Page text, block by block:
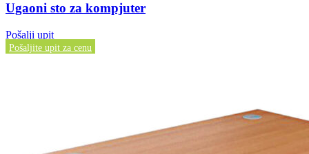
Ugaoni sto za kompjuter
Pošalji upit
Pošaljite upit za cenu